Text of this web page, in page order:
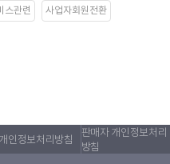
스관련 사업자회원전환
개인정보처리방침
판매자 개인정보처리
방침